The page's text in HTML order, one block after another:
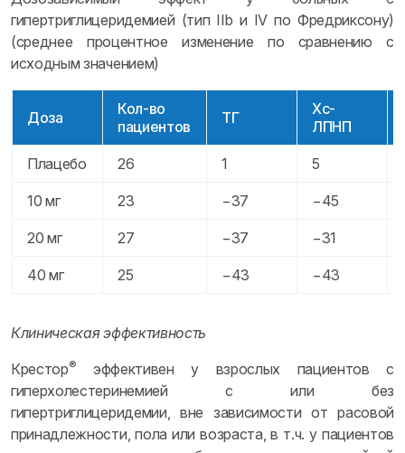
гипертриглицеридемией (тип IIb и IV по Фредриксону)
(среднее процентное изменение по сравнению с
исходным значением)
Доза
Кол-во
пациентов
ТГ
Хс-
ЛПНП
Плацебо 26 1 5
10 мг 23 −37 −45
20 мг 27 −37 −31
40 мг 25 −43 −43
Клиническая эффективность
Крестор®
эффективен у взрослых пациентов с
гиперхолестеринемией с или без
гипертриглицеридемии, вне зависимости от расовой
принадлежности, пола или возраста, в т.ч. у пациентов